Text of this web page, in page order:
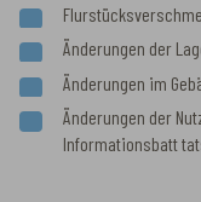
Änderungen der
Änderungen im
Änderungen der
Informationsbatt